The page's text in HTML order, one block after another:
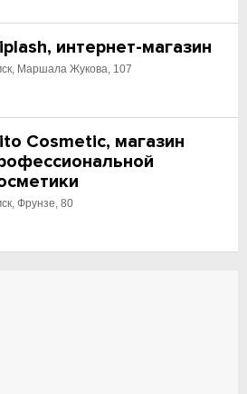
интернет-магазин
Маршала Жукова, 107
Cosmetic, магазин
Фрунзе, 80